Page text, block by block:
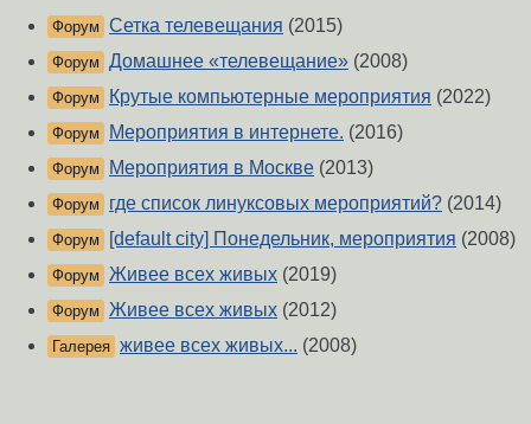
Форум Сетка телевещания (2015)
Форум Домашнее «телевещание» (2008)
Форум Крутые компьютерные мероприятия (2022)
Форум Мероприятия в интернете. (2016)
Форум Мероприятия в Москве (2013)
Форум где список линуксовых мероприятий? (2014)
Форум [default city] Понедельник, мероприятия (2008)
Форум Живее всех живых (2019)
Форум Живее всех живых (2012)
Галерея живее всех живых... (2008)